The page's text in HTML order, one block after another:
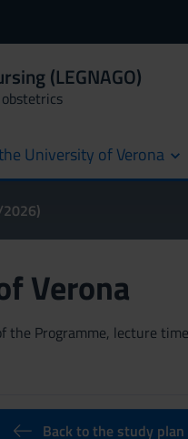
(LEGNAGO)
University of Verona
Verona
the Programme, lecture
Back to the study plan